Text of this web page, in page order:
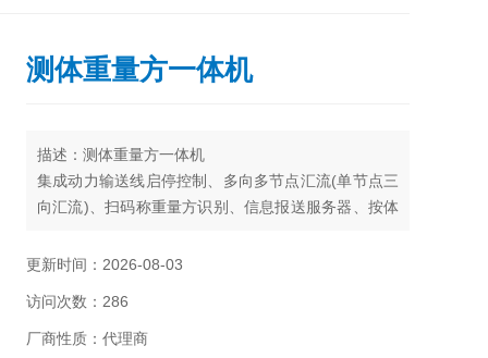
测体重量方一体机
描述：测体重量方一体机
集成动力输送线启停控制、多向多节点汇流(单节点三
向汇流)、扫码称重量方识别、信息报送服务器、按体
合高效控制设备集群。
更新时间：2026-08-03
访问次数：286
厂商性质：代理商